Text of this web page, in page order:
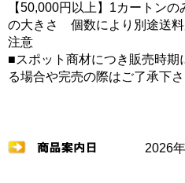
【50,000円以上】1カートン
の大きさ 個数により別途送
注意
■スポット商材につき販売時期
る場合や完売の際はご了承下
2026